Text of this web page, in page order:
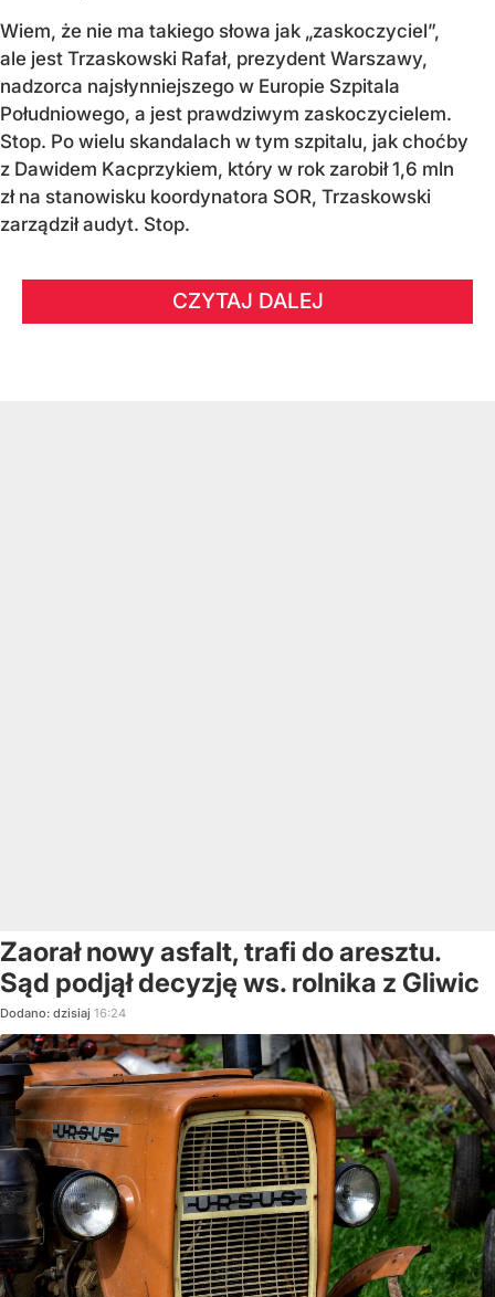
Wiem, że nie ma takiego słowa jak „zaskoczyciel”,
ale jest Trzaskowski Rafał, prezydent Warszawy,
nadzorca najsłynniejszego w Europie Szpitala
Południowego, a jest prawdziwym zaskoczycielem.
Stop. Po wielu skandalach w tym szpitalu, jak choćby
z Dawidem Kacprzykiem, który w rok zarobił 1,6 mln
zł na stanowisku koordynatora SOR, Trzaskowski
zarządził audyt. Stop.
CZYTAJ DALEJ
Zaorał nowy asfalt, trafi do aresztu.
Sąd podjął decyzję ws. rolnika z Gliwic
Dodano: dzisiaj 16:24